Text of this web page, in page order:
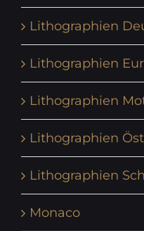
Lithographien
Lithographien
Lithographien
Lithographien
Lithographien
Monaco